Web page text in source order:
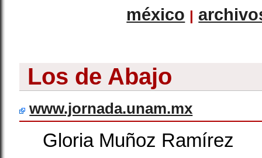
méxico |
Los de Abajo
www.jornada.unam.mx
Gloria Muñoz Ramírez